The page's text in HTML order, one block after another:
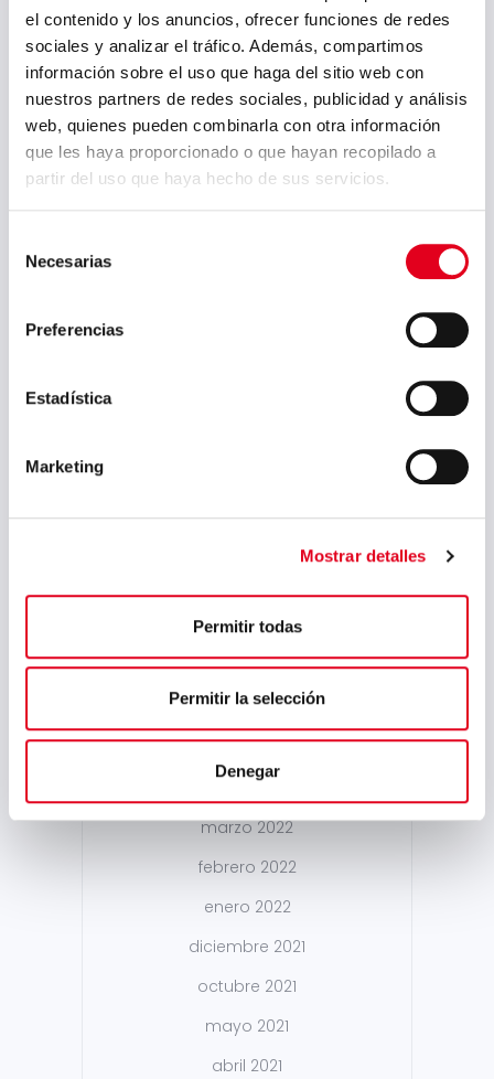
el contenido y los anuncios, ofrecer funciones de redes
sociales y analizar el tráfico. Además, compartimos
información sobre el uso que haga del sitio web con
nuestros partners de redes sociales, publicidad y análisis
web, quienes pueden combinarla con otra información
que les haya proporcionado o que hayan recopilado a
partir del uso que haya hecho de sus servicios.
Necesarias
Preferencias
Estadística
Marketing
Mostrar detalles
Permitir todas
Permitir la selección
Denegar
septiembre 2024
agosto 2024
mayo 2024
febrero 2023
septiembre 2022
julio 2022
junio 2022
mayo 2022
abril 2022
marzo 2022
febrero 2022
enero 2022
diciembre 2021
octubre 2021
mayo 2021
abril 2021